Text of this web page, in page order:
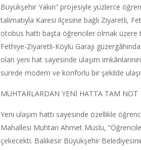
Büyükşehir Yakın” projesiyle yüzlerce
talimatıyla Karesi ilçesine bağlı Ziyaretli,
otobüs hattı başta öğrenciler olmak
Fethiye-Ziyaretli-Köylü Garajı
olan yeni hat sayesinde ulaşım
sürede modern ve konforlu bir şekilde
MUHTARLARDAN YENİ HATTA TAM NOT
Yeni ulaşım hattı sayesinde özellikle
Mahallesi Muhtarı Ahmet Muslu,
çekecekti. Balıkesir Büyükşehir